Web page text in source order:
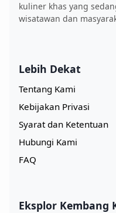
kuliner khas yang
wisatawan dan
Lebih Dekat
Tentang Kami
Kebijakan Privasi
Syarat dan Ketentuan
Hubungi Kami
FAQ
Eksplor Kembang